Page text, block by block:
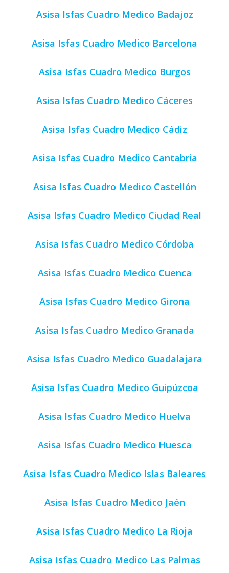
Asisa Isfas Cuadro Medico Badajoz
Asisa Isfas Cuadro Medico Barcelona
Asisa Isfas Cuadro Medico Burgos
Asisa Isfas Cuadro Medico Cáceres
Asisa Isfas Cuadro Medico Cádiz
Asisa Isfas Cuadro Medico Cantabria
Asisa Isfas Cuadro Medico Castellón
Asisa Isfas Cuadro Medico Ciudad Real
Asisa Isfas Cuadro Medico Córdoba
Asisa Isfas Cuadro Medico Cuenca
Asisa Isfas Cuadro Medico Girona
Asisa Isfas Cuadro Medico Granada
Asisa Isfas Cuadro Medico Guadalajara
Asisa Isfas Cuadro Medico Guipúzcoa
Asisa Isfas Cuadro Medico Huelva
Asisa Isfas Cuadro Medico Huesca
Asisa Isfas Cuadro Medico Islas Baleares
Asisa Isfas Cuadro Medico Jaén
Asisa Isfas Cuadro Medico La Rioja
Asisa Isfas Cuadro Medico Las Palmas